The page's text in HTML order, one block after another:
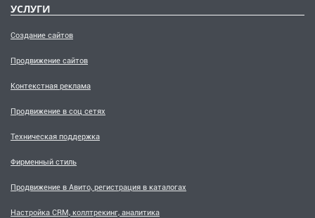
УСЛУГИ
Создание сайтов
Продвижение сайтов
Контекстная реклама
Продвижение в соц сетях
Техническая поддержка
Фирменный стиль
Продвижение в Авито, регистрация в каталогах
Настройка CRM, коллтрекинг, аналитика